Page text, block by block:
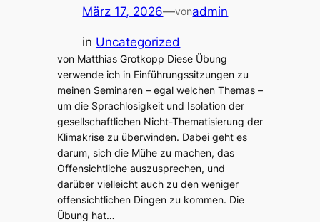
März 17, 2026—vonadmin
in Uncategorized
von Matthias Grotkopp Diese Übung
verwende ich in Einführungssitzungen zu
meinen Seminaren – egal welchen Themas –
um die Sprachlosigkeit und Isolation der
gesellschaftlichen Nicht-Thematisierung der
Klimakrise zu überwinden. Dabei geht es
darum, sich die Mühe zu machen, das
Offensichtliche auszusprechen, und
darüber vielleicht auch zu den weniger
offensichtlichen Dingen zu kommen. Die
Übung hat…